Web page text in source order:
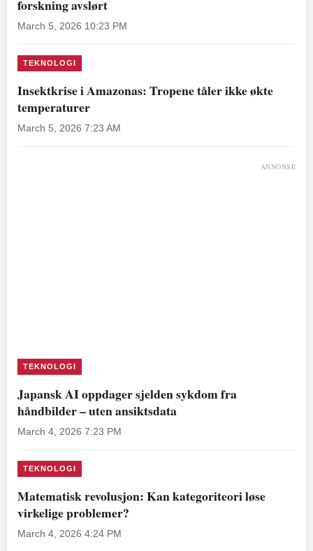
forskning avslørt
March 5, 2026 10:23 PM
TEKNOLOGI
Insektkrise i Amazonas: Tropene tåler ikke økte
temperaturer
March 5, 2026 7:23 AM
ANNONSE
TEKNOLOGI
Japansk AI oppdager sjelden sykdom fra
håndbilder – uten ansiktsdata
March 4, 2026 7:23 PM
TEKNOLOGI
Matematisk revolusjon: Kan kategoriteori løse
virkelige problemer?
March 4, 2026 4:24 PM